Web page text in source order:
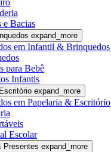
e Bacias
expand_more
em Infantil & Brinquedos
para Bebê
Infantis
expand_more
em Papelaria & Escritório
Escolar
Presentes expand_more